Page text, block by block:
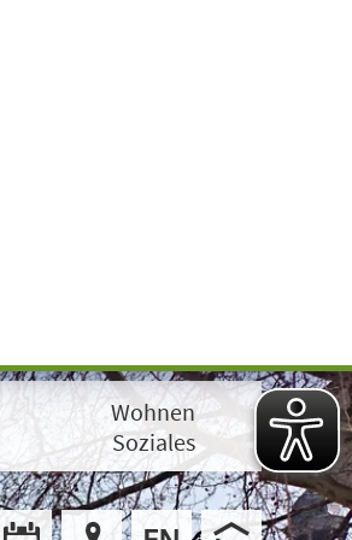
Wohnen
Soziales